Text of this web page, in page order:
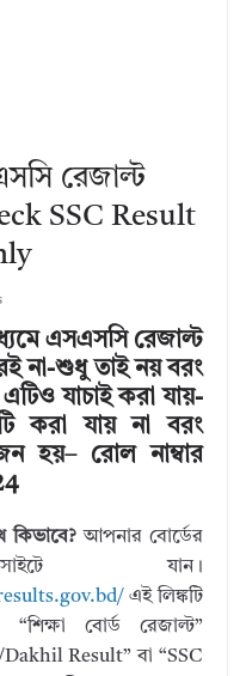
রেজাল্ট
SSC Result
এসএসসি রেজাল্ট
না-শুধু তাই নয় বরং
যাচাই করা যায়-
করা যায় না বরং
হয়– রোল নাম্বার
কিভাবে?আপনার বোর্ডের
যান।
এই লিঙ্কটি
বোর্ড রেজাল্ট”
Dakhil Result” বা “SSC